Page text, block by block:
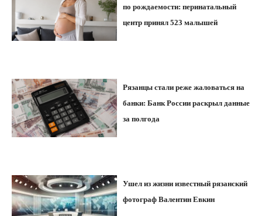
по рождаемости: перинатальный
центр принял 523 малышей
Рязанцы стали реже жаловаться на
банки: Банк России раскрыл данные
за полгода
Ушел из жизни известный рязанский
фотограф Валентин Евкин